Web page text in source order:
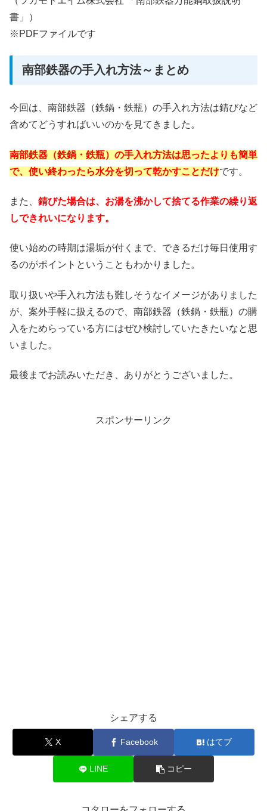
書」）
※PDFファイルです
南部鉄器の手入れ方法～まとめ
今回は、南部鉄器（鉄鍋・鉄瓶）の手入れ方法は錆びなど
含めてどうすればいいのかを見てきました。
南部鉄器（鉄鍋・鉄瓶）の手入れ方法は思ったよりも簡単
で、使い終わったら水分を切って乾かすことだけです。
また、 錆びた場合は、お湯を沸かして捨てる作業の繰り返
しできれいになります。
使い始めの時期は湯垢が付くまで、できるだけ毎日使用す
るのがポイントということもわかりました。
取り扱いや手入れ方法も難しそうなイメージがありました
が、案外手軽に扱えるので、南部鉄器（鉄鍋・鉄瓶）の購
入をためらっている方にはぜひ検討していたきたいなと思
いました。
最後までお読みいただき、ありがとうございました。
スポンサーリンク
シェアする
X Facebook はてブ
LINE コピー